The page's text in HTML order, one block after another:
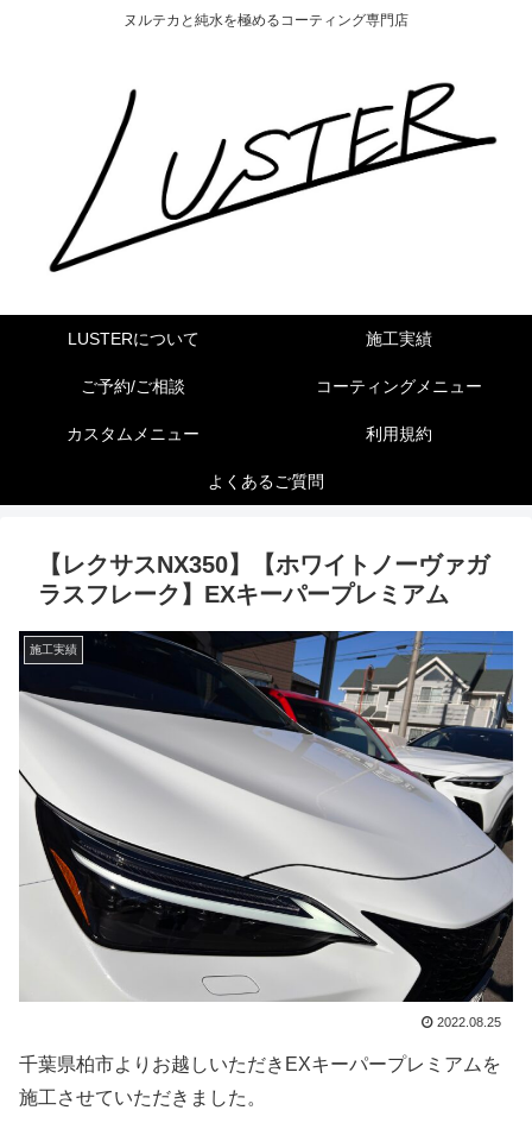
ヌルテカと純水を極めるコーティング専門店
LUSTERについて 施工実績
ご予約/ご相談 コーティングメニュー
カスタムメニュー 利用規約
よくあるご質問
【レクサスNX350】【ホワイトノーヴァガ
ラスフレーク】EXキーパープレミアム
施工実績
2022.08.25
千葉県柏市よりお越しいただきEXキーパープレミアムを
施工させていただきました。